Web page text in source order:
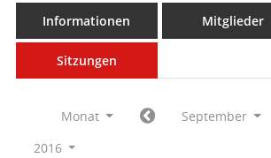
Informationen Mitglieder
Sitzungen
Monat
September
2016